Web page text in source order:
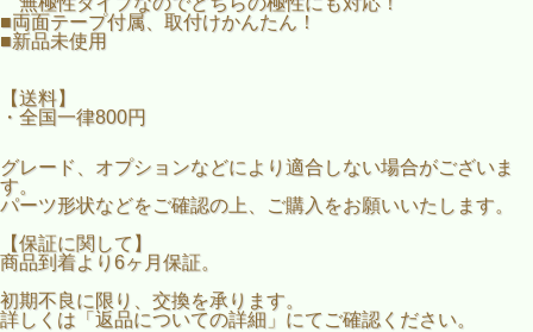
■両面テープ付属、取付けかんたん！
■新品未使用
【送料】
・全国一律800円
グレード、オプションなどにより適合しない場合がございま
す。
パーツ形状などをご確認の上、ご購入をお願いいたします。
【保証に関して】
商品到着より6ヶ月保証。
初期不良に限り、交換を承ります。
詳しくは「返品についての詳細」にてご確認ください。